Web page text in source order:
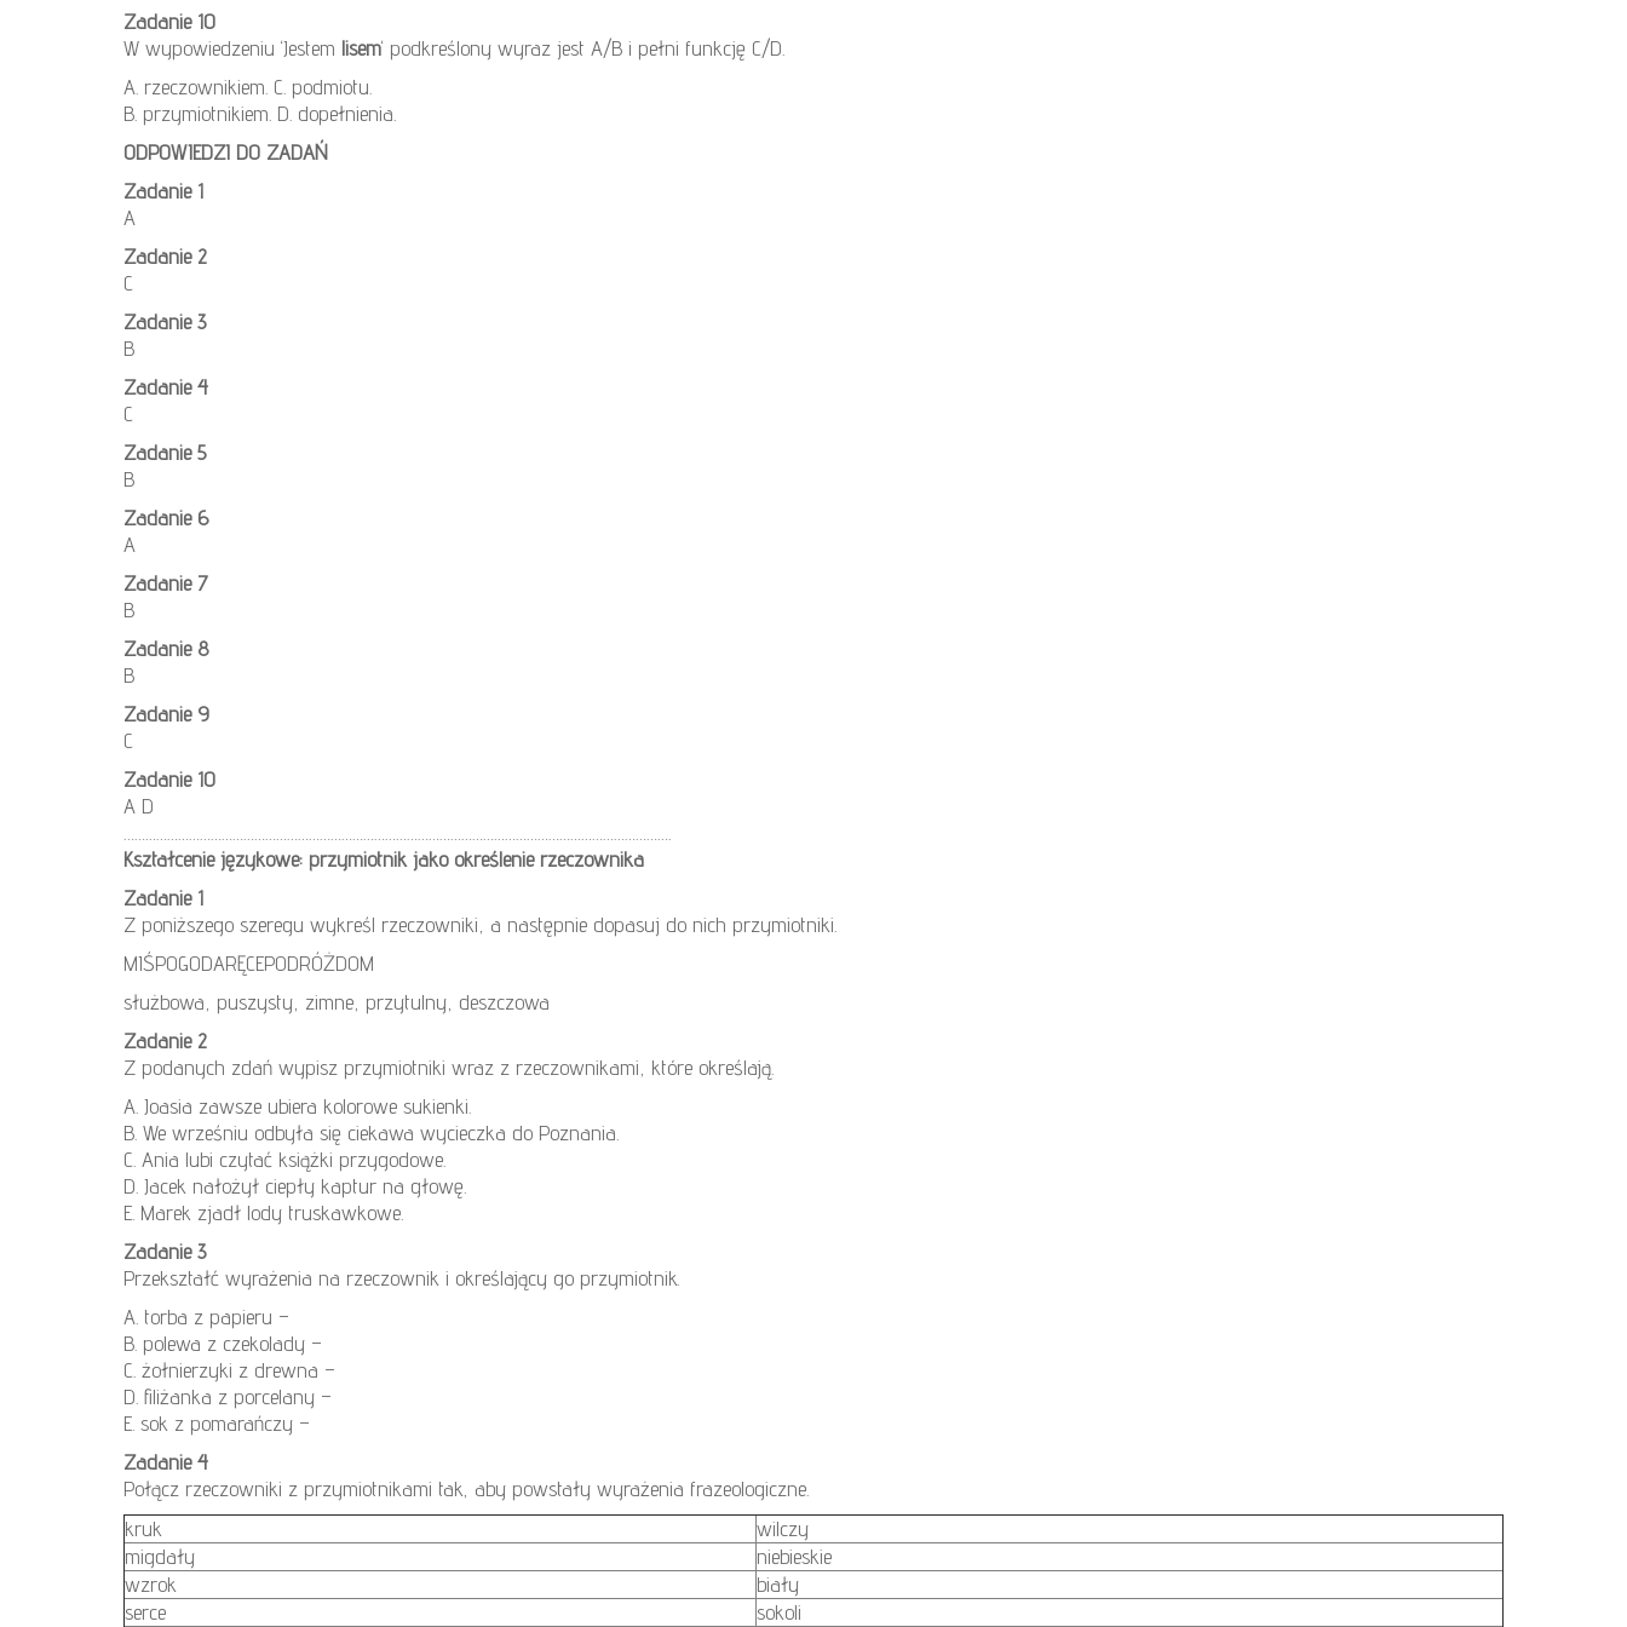
Zadanie 10
W wypowiedzeniu ‘Jestem lisem‘ podkreślony wyraz jest A/B i pełni funkcję C/D.
A. rzeczownikiem. C. podmiotu.
B. przymiotnikiem. D. dopełnienia.
ODPOWIEDZI DO ZADAŃ
Zadanie 1
A
Zadanie 2
C
Zadanie 3
B
Zadanie 4
C
Zadanie 5
B
Zadanie 6
A
Zadanie 7
B
Zadanie 8
B
Zadanie 9
C
Zadanie 10
A D
…………………………………………………………………………………………………………………………………….
Kształcenie językowe: przymiotnik jako określenie rzeczownika
Zadanie 1
Z poniższego szeregu wykreśl rzeczowniki, a następnie dopasuj do nich przymiotniki.
MIŚPOGODARĘCEPODRÓŻDOM
służbowa, puszysty, zimne, przytulny, deszczowa
Zadanie 2
Z podanych zdań wypisz przymiotniki wraz z rzeczownikami, które określają.
A. Joasia zawsze ubiera kolorowe sukienki.
B. We wrześniu odbyła się ciekawa wycieczka do Poznania.
C. Ania lubi czytać książki przygodowe.
D. Jacek nałożył ciepły kaptur na głowę.
E. Marek zjadł lody truskawkowe.
Zadanie 3
Przekształć wyrażenia na rzeczownik i określający go przymiotnik.
A. torba z papieru –
B. polewa z czekolady –
C. żołnierzyki z drewna –
D. filiżanka z porcelany –
E. sok z pomarańczy –
Zadanie 4
Połącz rzeczowniki z przymiotnikami tak, aby powstały wyrażenia frazeologiczne.
kruk
wilczy
migdały
niebieskie
wzrok
biały
serce
sokoli